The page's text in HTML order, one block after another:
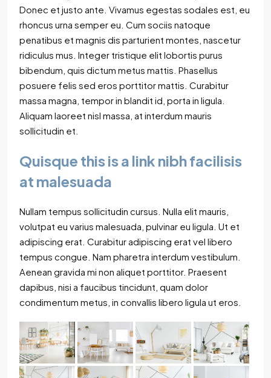
Donec et justo ante. Vivamus egestas sodales est, eu
rhoncus urna semper eu. Cum sociis natoque
penatibus et magnis dis parturient montes, nascetur
ridiculus mus. Integer tristique elit lobortis purus
bibendum, quis dictum metus mattis. Phasellus
posuere felis sed eros porttitor mattis. Curabitur
massa magna, tempor in blandit id, porta in ligula.
Aliquam laoreet nisl massa, at interdum mauris
sollicitudin et.
Quisque this is a link nibh facilisis
at malesuada
Nullam tempus sollicitudin cursus. Nulla elit mauris,
volutpat eu varius malesuada, pulvinar eu ligula. Ut et
adipiscing erat. Curabitur adipiscing erat vel libero
tempus congue. Nam pharetra interdum vestibulum.
Aenean gravida mi non aliquet porttitor. Praesent
dapibus, nisi a faucibus tincidunt, quam dolor
condimentum metus, in convallis libero ligula ut eros.